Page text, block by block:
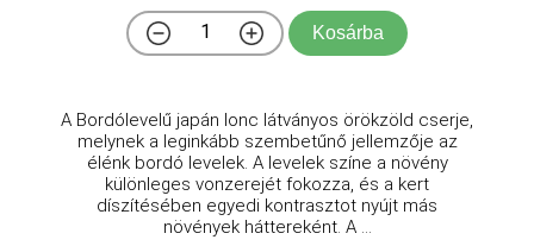
Kosárba
A Bordólevelű japán lonc látványos örökzöld cserje,
melynek a leginkább szembetűnő jellemzője az
élénk bordó levelek. A levelek színe a növény
különleges vonzerejét fokozza, és a kert
díszítésében egyedi kontrasztot nyújt más
növények háttereként. A ...